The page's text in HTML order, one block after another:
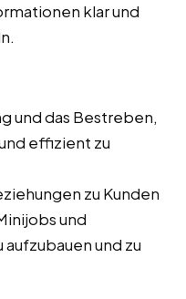
klar und
und das Bestreben,
effizient zu
zu Kunden
und
und zu